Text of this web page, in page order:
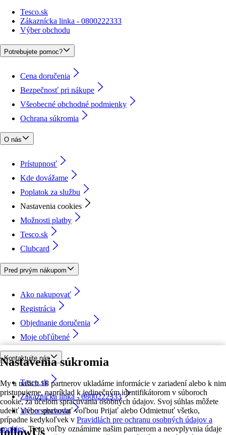
Nastavenia súkromia
My a našich 18 partnerov ukladáme informácie v zariadení alebo k nim
pristupujeme, napríklad k jedinečným identifikátorom v súboroch
cookie, za účelom spracúvania osobných údajov. Svoj súhlas môžete
udeliť alebo spravovať voľbou Prijať alebo Odmietnuť všetko,
prípadne kedykoľvek v Pravidlách pre ochranu osobných údajov a
cookies. Tieto voľby oznámime našim partnerom a neovplyvnia údaje
Tesco.sk
Zákaznícka linka - 0800222333
Výber obchodu
Potrebujete pomoc?
Cena doručenia
Bezpečnosť pri nákupe
Všeobecné obchodné podmienky
Ochrana súkromia
O nás
Prístupnosť
Kde dovážame
Poplatok za službu
Nastavenia cookies
Možnosti platby
Tesco.sk
Clubcard
Pred prvým nákupom
Ako nakupovať
Registrácia
Objednanie doručenia
Moje obľúbené
Kontaktujte nás
Tesco.sk
Zákaznícka linka - 0800222333
Výber obchodu
followUs